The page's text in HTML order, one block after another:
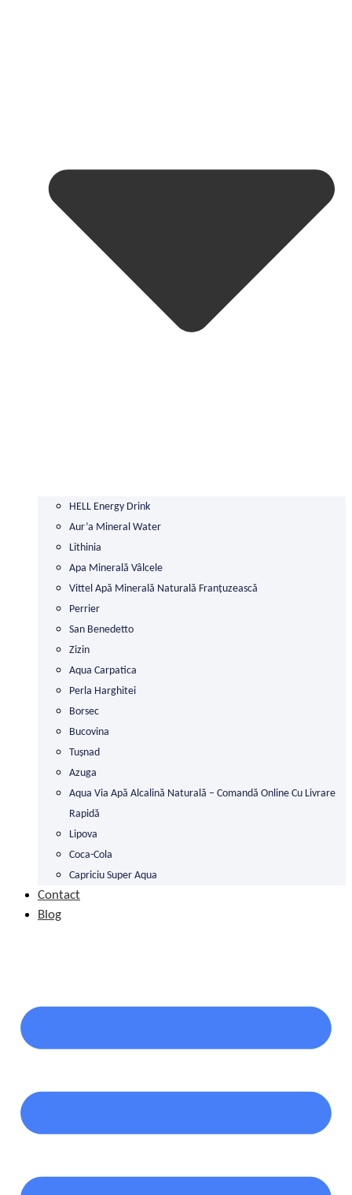
HELL Energy Drink
Aur’a Mineral Water
Lithinia
Apa Minerală Vâlcele
Vittel Apă Minerală Naturală Franțuzească
Perrier
San Benedetto
Zizin
Aqua Carpatica
Perla Harghitei
Borsec
Bucovina
Tușnad
Azuga
Aqua Via Apă Alcalină Naturală – Comandă Online Cu Livrare
Rapidă
Lipova
Coca-Cola
Capriciu Super Aqua
Contact
Blog